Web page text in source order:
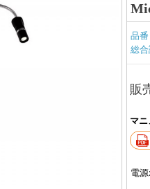
品
総
販
マ
電源: